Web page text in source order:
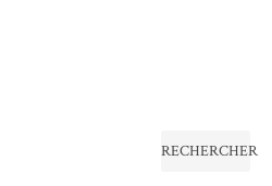
RECHERCHER